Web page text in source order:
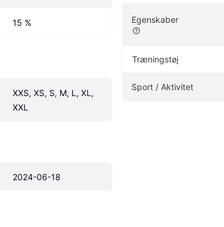
15 %
XXS, XS, S, M, L, XL,
XXL
2024-06-18
Egenskaber
Træningstøj
Sport / Aktivitet